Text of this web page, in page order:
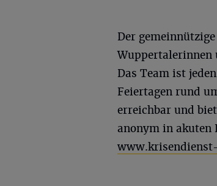
Der
Wuppertalerinnen
Das Team ist
Feiertagen rund
erreichbar und
anonym in akuten